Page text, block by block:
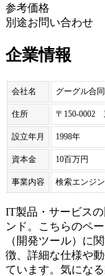
参考価格
別途お問い合わせ
企業情報
会社名 グーグル合
住所 〒150-0002
設立年月 1998年
資本金 10百万円
事業内容 検索エンジ
IT製品・サービス
ンド。こちらのペー
（ 開発ツール）に
徴、詳細な仕様や
ています。気にな